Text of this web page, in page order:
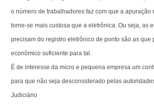
o número de trabalhadores faz com que a apuração
torne-se mais custosa que a eletrônica. Ou seja, as
precisam do registro eletrônico de ponto são as que
econômico suficiente para tal.
É de interesse da micro e pequena empresa um
para que não seja desconsiderado pelas
Judiciário